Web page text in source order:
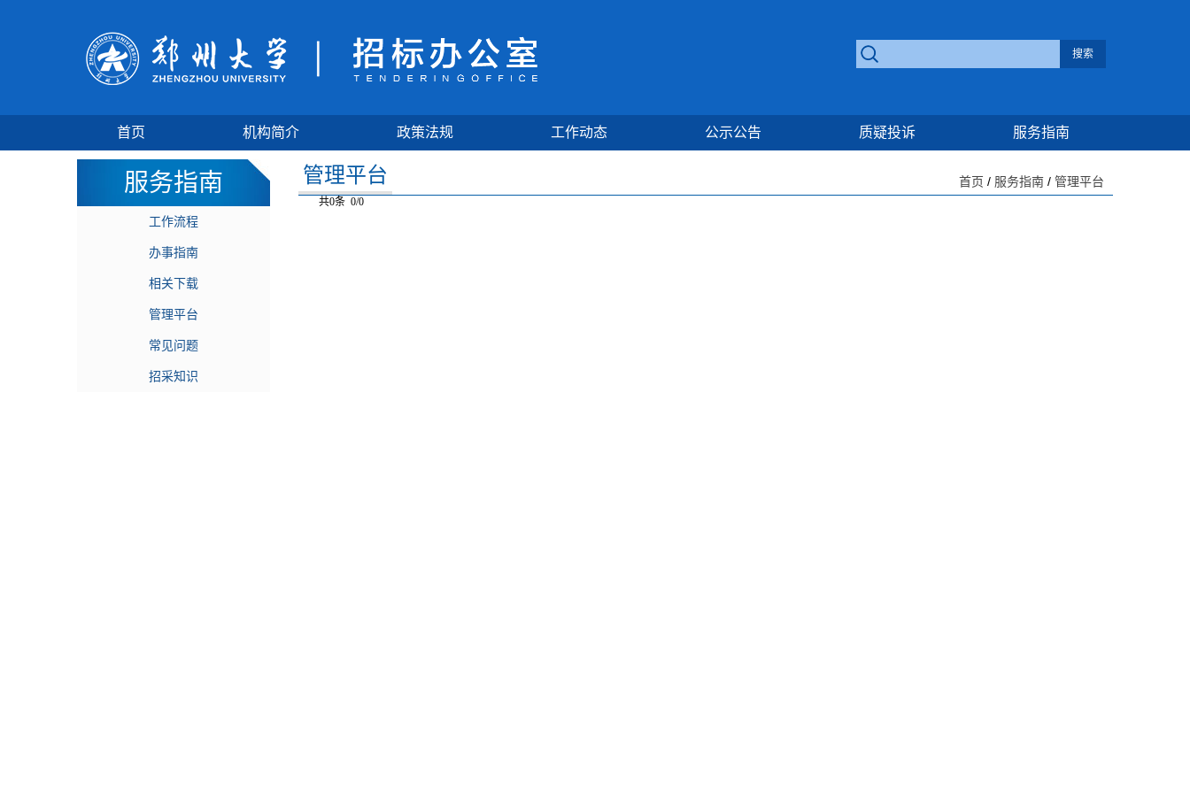
首页 机构简介 政策法规 工作动态 公示公告 质疑投诉 服务指南
服务指南
工作流程
办事指南
相关下载
管理平台
常见问题
招采知识
管理平台 首页 / 服务指南 / 管理平台
共0条 0/0